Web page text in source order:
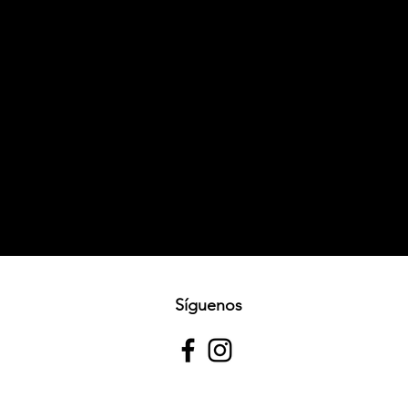
Síguenos